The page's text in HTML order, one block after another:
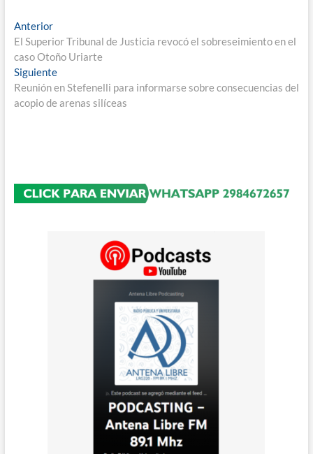
Navegación
de
entradas
AnteriorEntrada
anterior:
El Superior Tribunal de Justicia revocó el sobreseimiento en el
caso Otoño Uriarte
SiguienteEntrada
siguiente:
Reunión en Stefenelli para informarse sobre consecuencias del
acopio de arenas silíceas